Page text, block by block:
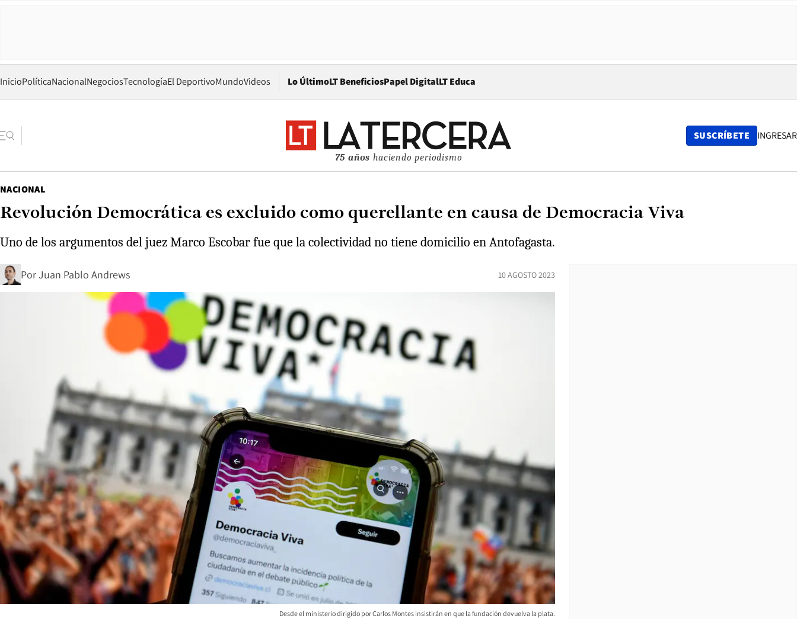
InicioPolíticaNacionalNegociosTecnologíaEl DeportivoMundoVideos Lo ÚltimoLT BeneficiosPapel DigitalOpens in new window
LT Educa
75 años haciendo periodismo
SUSCRÍBETE INGRESAR
NACIONAL
Revolución Democrática es excluido como querellante en causa de Democracia Viva
Uno de los argumentos del juez Marco Escobar fue que la colectividad no tiene domicilio en Antofagasta.
PorJuan Pablo Andrews 10 AGOSTO 2023
Desde el ministerio dirigido por Carlos Montes insistirán en que la fundación devuelva la plata.